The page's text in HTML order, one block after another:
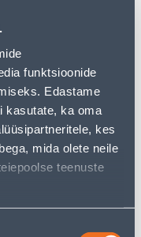
funktsioonide
Edastame
kasutate, ka oma
kes
mida olete neile
teenuste
CART
from 2-5 tööpäeva